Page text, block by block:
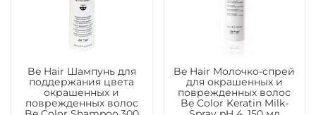
Be Hair Шампунь для
поддержания цвета
окрашенных и
поврежденных волос
Be Hair Молочко-спрей
для окрашенных и
поврежденных волос
Be Color Keratin Milk-